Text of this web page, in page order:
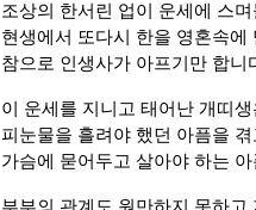
조상의 한서린 업이 운세에 스며
현생에서 또다시 한을 영혼속에
참으로 인생사가 아프기만 합니
이 운세를 지니고 태어난 개띠
피눈물을 흘려야 했던 아픔을
가슴에 묻어두고 살아야 하는